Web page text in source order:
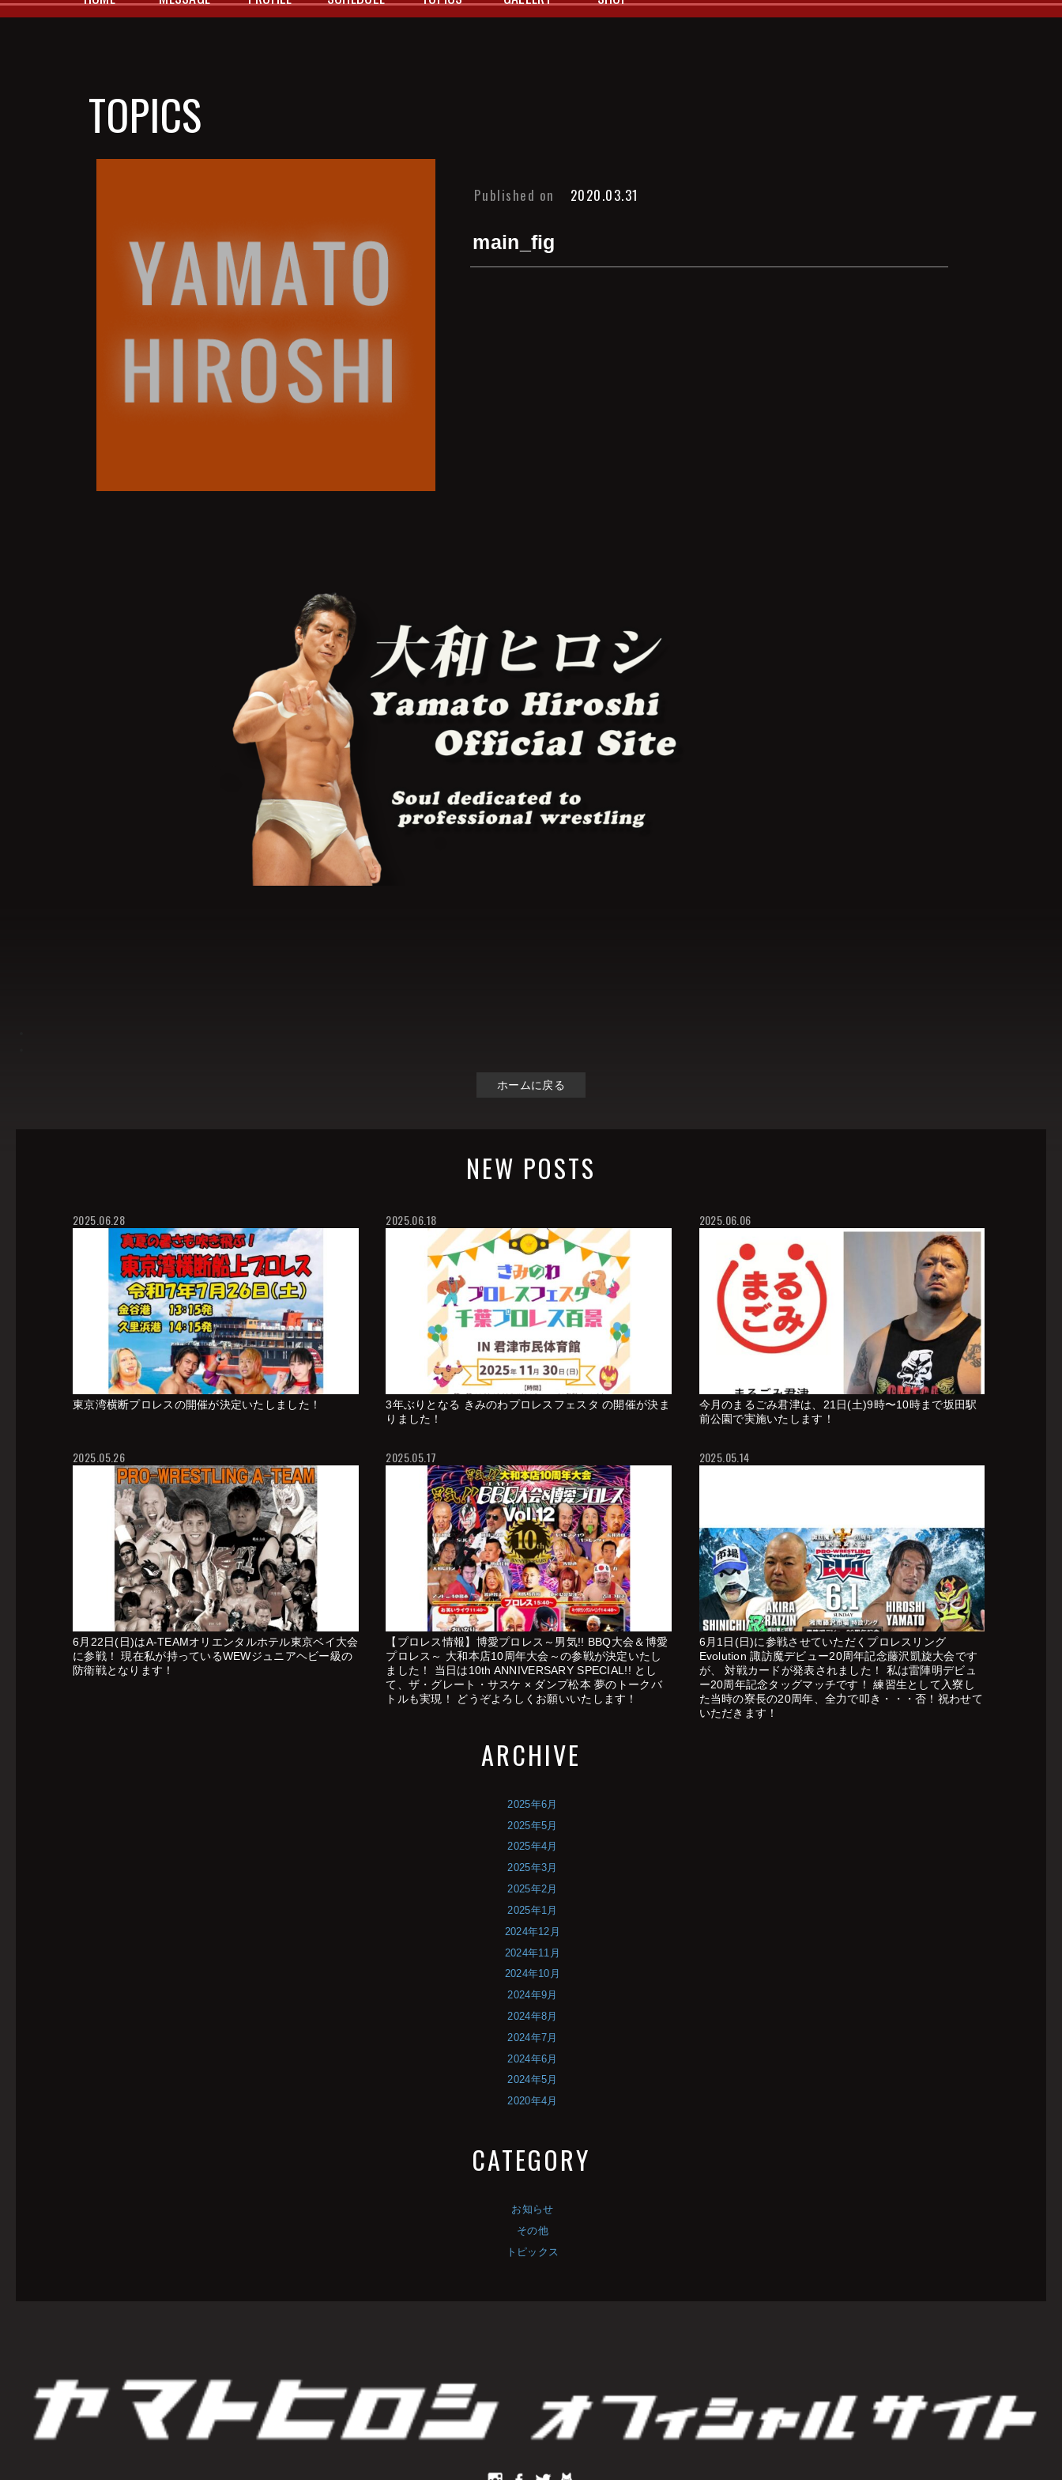
TOPICS
Published on 2020.03.31
main_fig
ホームに戻る
NEW POSTS
2025.06.28
東京湾横断プロレスの開催が決定いたしました！
2025.06.18
3年ぶりとなる きみのわプロレスフェスタ の開催が決ま
りました！
2025.06.06
今月のまるごみ君津は、21日(土)9時〜10時まで坂田駅
前公園で実施いたします！
2025.05.26
6月22日(日)はA-TEAMオリエンタルホテル東京ベイ大会
に参戦！ 現在私が持っているWEWジュニアヘビー級の
防衛戦となります！
2025.05.17
【プロレス情報】博愛プロレス～男気!! BBQ大会＆博愛
プロレス～ 大和本店10周年大会～の参戦が決定いたし
ました！ 当日は10th ANNIVERSARY SPECIAL!! とし
て、ザ・グレート・サスケ × ダンプ松本 夢のトークバ
トルも実現！ どうぞよろしくお願いいたします！
2025.05.14
6月1日(日)に参戦させていただくプロレスリング
Evolution 諏訪魔デビュー20周年記念藤沢凱旋大会です
が、 対戦カードが発表されました！ 私は雷陣明デビュ
ー20周年記念タッグマッチです！ 練習生として入寮し
た当時の寮長の20周年、全力で叩き・・・否！祝わせて
いただきます！
ARCHIVE
2025年6月
2025年5月
2025年4月
2025年3月
2025年2月
2025年1月
2024年12月
2024年11月
2024年10月
2024年9月
2024年8月
2024年7月
2024年6月
2024年5月
2020年4月
CATEGORY
お知らせ
その他
トピックス